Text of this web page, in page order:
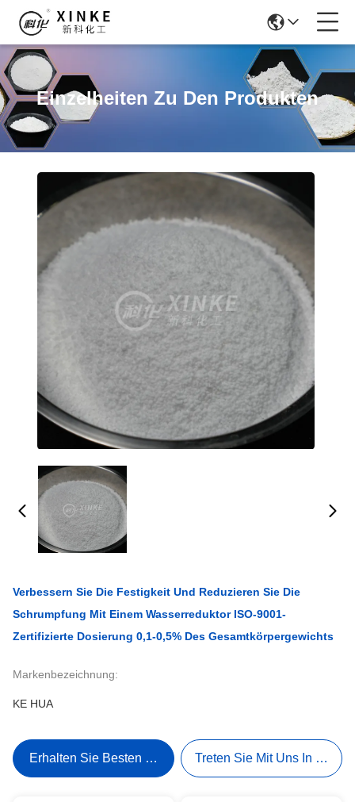
Einzelheiten Zu Den Produkten
Verbessern Sie Die Festigkeit Und Reduzieren Sie Die
Schrumpfung Mit Einem Wasserreduktor ISO-9001-
Zertifizierte Dosierung 0,1-0,5% Des Gesamtkörpergewichts
Markenbezeichnung:
KE HUA
Erhalten Sie Besten Preis Treten Sie Mit Uns In